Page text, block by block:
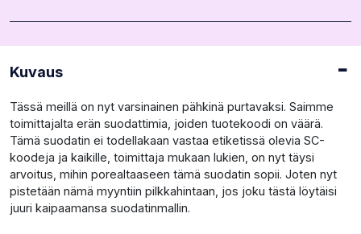
Kuvaus
Tässä meillä on nyt varsinainen pähkinä purtavaksi. Saimme
toimittajalta erän suodattimia, joiden tuotekoodi on väärä.
Tämä suodatin ei todellakaan vastaa etiketissä olevia SC-
koodeja ja kaikille, toimittaja mukaan lukien, on nyt täysi
arvoitus, mihin porealtaaseen tämä suodatin sopii. Joten nyt
pistetään nämä myyntiin pilkkahintaan, jos joku tästä löytäisi
juuri kaipaamansa suodatinmallin.